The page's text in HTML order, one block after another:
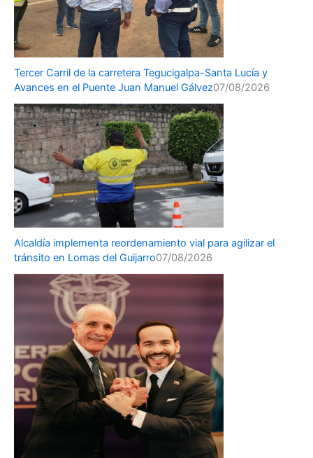
Tercer Carril de la carretera Tegucigalpa-Santa Lucía y
Avances en el Puente Juan Manuel Gálvez07/08/2026
Alcaldía implementa reordenamiento vial para agilizar el
tránsito en Lomas del Guijarro07/08/2026